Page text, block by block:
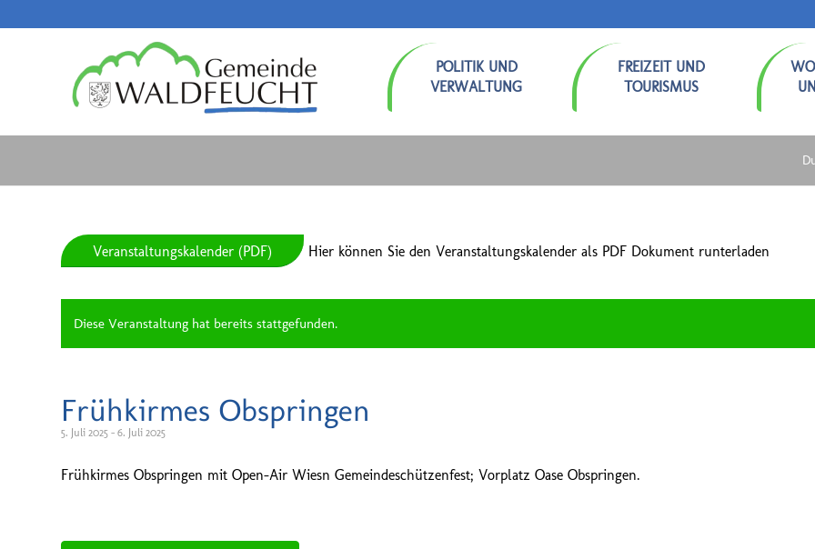
POLITIK UND
VERWALTUNG
FREIZEIT UND
TOURISMUS
Veranstaltungskalender (PDF) Hier können Sie den Veranstaltungskalender als PDF Dokument runterladen
Diese Veranstaltung hat bereits stattgefunden.
Frühkirmes Obspringen
5. Juli 2025 - 6. Juli 2025
Frühkirmes Obspringen mit Open-Air Wiesn Gemeindeschützenfest; Vorplatz Oase Obspringen.